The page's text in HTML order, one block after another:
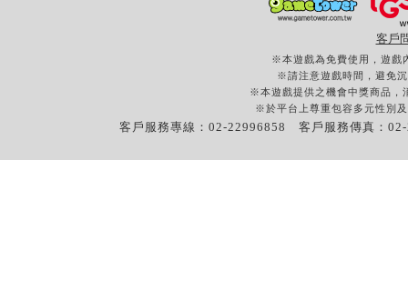
客戶
※本遊戲為免費使用，遊戲
※請注意遊戲時間，避免
※本遊戲提供之機會中獎商品，
※於平台上尊重包容多元性別
客戶服務專線：02-22996858 客戶服務傳真：